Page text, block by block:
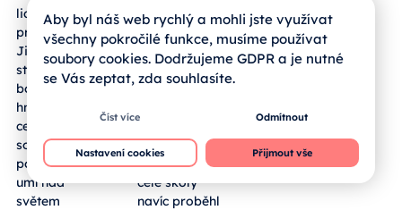
lidských
právech.
Jihočeští
středoškoláci
bodovali
hned ve dvou
celostátních
soutěžích a
potvrdili, že
umí nad
světem
vyrazili naši
žáci prvních
ročníků dne
13. 4. 2026 do
přírody, kde
odpadky. V
letošním roce
ale v rámci
celé školy
navíc proběhl
Aby byl náš web rychlý a mohli jste využívat
všechny pokročilé funkce, musíme používat
soubory cookies. Dodržujeme GDPR a je nutné
se Vás zeptat, zda souhlasíte.
Číst více Odmítnout
Nastavení cookies Přijmout vše